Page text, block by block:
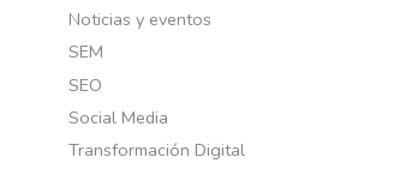
Noticias y eventos
SEM
SEO
Social Media
Transformación Digital